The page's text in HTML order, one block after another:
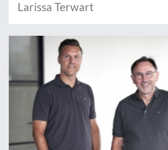
Larissa Terwart